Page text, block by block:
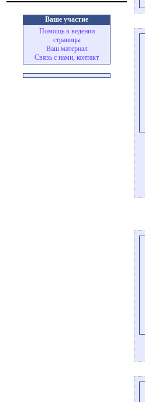
Ваше участие
Помощь в ведении
страницы
Ваш материал
Связь с нами, контакт